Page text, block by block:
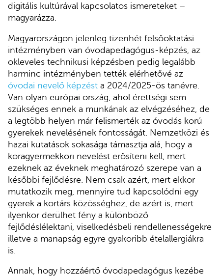
digitális kultúrával kapcsolatos ismereteket –
magyarázza.
Magyarországon jelenleg tizenhét felsőoktatási
intézményben van óvodapedagógus-képzés, az
okleveles technikusi képzésben pedig legalább
harminc intézményben tették elérhetővé az
óvodai nevelő képzést a 2024/2025-ös tanévre.
Van olyan európai ország, ahol érettségi sem
szükséges ennek a munkának az elvégzéséhez, de
a legtöbb helyen már felismerték az óvodás korú
gyerekek nevelésének fontosságát. Nemzetközi és
hazai kutatások sokasága támasztja alá, hogy a
koragyermekkori nevelést erősíteni kell, mert
ezeknek az éveknek meghatározó szerepe van a
későbbi fejlődésre. Nem csak azért, mert ekkor
mutatkozik meg, mennyire tud kapcsolódni egy
gyerek a kortárs közösséghez, de azért is, mert
ilyenkor derülhet fény a különböző
fejlődéslélektani, viselkedésbeli rendellenességekre
illetve a manapság egyre gyakoribb ételallergiákra
is.
Annak, hogy hozzáértő óvodapedagógus kezébe